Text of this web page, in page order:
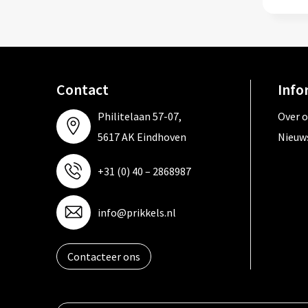
Contact
Philitelaan 57-07,
5617 AK Eindhoven
+31 (0) 40 – 2868987
info@prikkels.nl
Contacteer ons
Over